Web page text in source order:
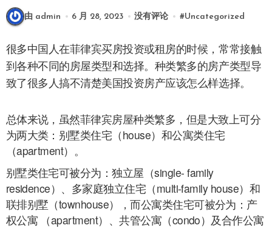
由 admin 6 月 28, 2023 没有评论 #Uncategorized
很多中国人在菲律宾买房投资或租房的时候，常常接触
到各种不同的房屋类型和选择。种类繁多的房产类型导
致了很多人搞不清楚美国投资房产应该怎么样选择。
总体来说，虽然菲律宾房屋种类繁多，但是大致上可分
为两大类：别墅类住宅（house）和公寓类住宅
（apartment）。
别墅类住宅可被分为：独立屋（single- family
residence）、多家庭独立住宅（multi-family house）和
联排别墅（townhouse），而公寓类住宅可被分为：产
权公寓 （apartment）、共管公寓（condo）及合作公寓